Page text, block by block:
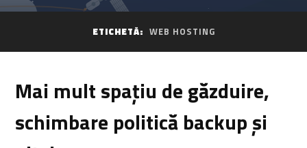
ETICHETĂ: WEB HOSTING
Mai mult spațiu de găzduire,
schimbare politică backup și